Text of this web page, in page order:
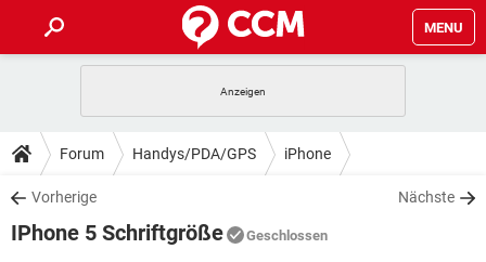
MENU
ANDROID IOS
WINDOWS 10
WHATSAPP TIKTOK
TIPPS & TRICKS
SPIELE STREAMING
DOWNLOADS
SPIELE STREAMING
Forum Handys/PDA/GPS iPhone
Vorherige Nächste
IPhone 5 Schriftgröße Geschlossen